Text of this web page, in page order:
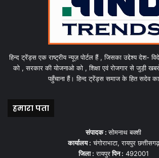
हिन्द ट्रेंड्स एक राष्ट्रीय न्यूज़ पोर्टल हैं , जिसका उद्देश्य देश-
को , सरकार की योजनाओ को , शिक्षा एवं रोजगार से जुड़ी
पहुँचाना हैं। हिन्द ट्रेंड्स समाज के हित सदेव
हमारा पता
संपादक :सोमनाथ बक्शी
कार्यालय : चंगोराभाटा, रायपुर छत्तीसगढ़
जिला : रायपुरपिन : 492001